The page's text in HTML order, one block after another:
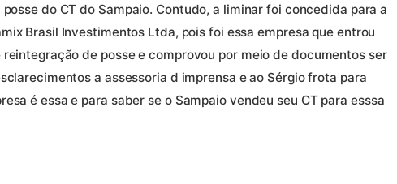
do CT do Sampaio. Contudo, a liminar foi concedida para a
Brasil Investimentos Ltda, pois foi essa empresa que entrou
de posse e comprovou por meio de documentos ser
a assessoria d imprensa e ao Sérgio frota para
é essa e para saber se o Sampaio vendeu seu CT para esssa